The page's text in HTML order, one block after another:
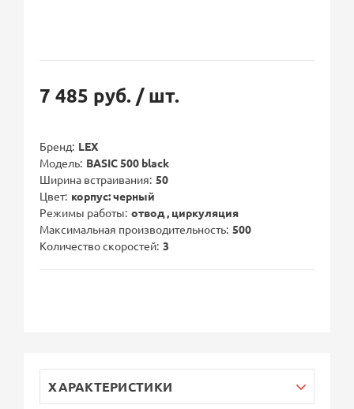
7 485 руб. / шт.
Бренд LEX
Модель BASIC 500 black
Ширина встраивания 50
Цвет корпус: черный
Режимы работы отвод , циркуляция
Максимальная производительность 500
Количество скоростей 3
ХАРАКТЕРИСТИКИ